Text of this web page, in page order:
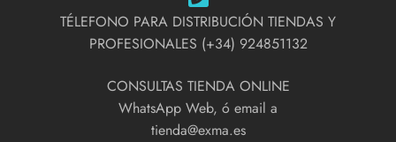
TÉLEFONO PARA DISTRIBUCIÓN TIENDAS Y
PROFESIONALES (+34) 924851132
CONSULTAS TIENDA ONLINE
WhatsApp Web, ó email a
tienda@exma.es